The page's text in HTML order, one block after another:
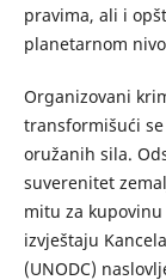
pravima, ali i
planetarnom
Organizovani
transformišući
oružanih sila.
suverenitet
mitu za
izvještaju
(UNODC)